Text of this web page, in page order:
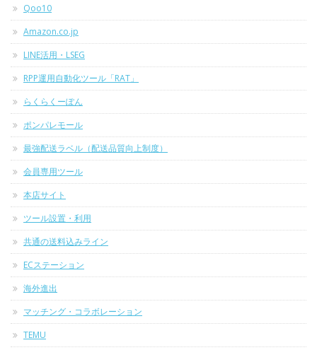
Qoo10
Amazon.co.jp
LINE活用・LSEG
RPP運用自動化ツール「RAT」
らくらくーぽん
ポンパレモール
最強配送ラベル（配送品質向上制度）
会員専用ツール
本店サイト
ツール設置・利用
共通の送料込みライン
ECステーション
海外進出
マッチング・コラボレーション
TEMU